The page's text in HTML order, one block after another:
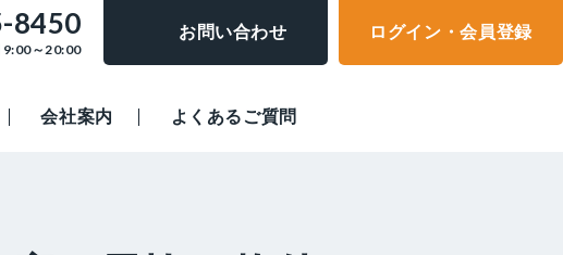
8450
9:00～20:00
お問い合わせ ログイン・会員登録
会社案内 よくあるご質問